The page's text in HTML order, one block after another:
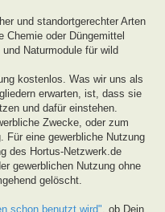
und standortgerechter Arten
Chemie oder Düngemittel
Naturmodule für wild
kostenlos. Was wir uns als
erwarten, ist, dass sie
und dafür einstehen.
Zwecke, oder zum
Für eine gewerbliche Nutzung
des Hortus-Netzwerk.de
gewerblichen Nutzung ohne
gelöscht.
schon benutzt wird", ob Dein